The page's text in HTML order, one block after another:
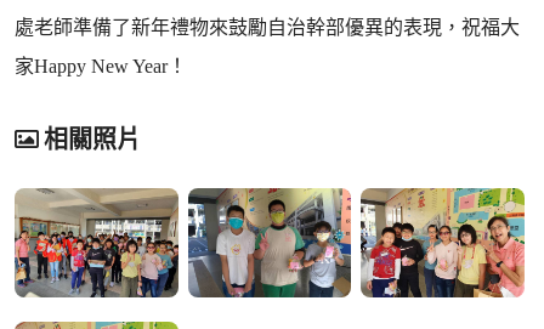
處老師準備了新年禮物來鼓勵自治幹部優異的表現，祝福大
家Happy New Year！
相關照片